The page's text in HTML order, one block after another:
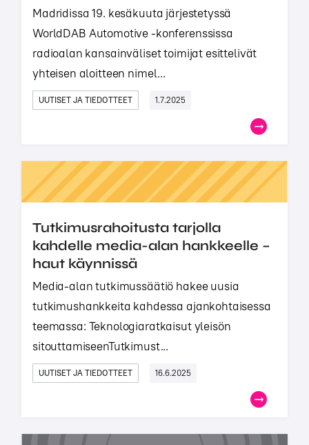
Madridissa 19. kesäkuuta järjestetyssä
WorldDAB Automotive -konferenssissa
radioalan kansainväliset toimijat esittelivät
yhteisen aloitteen nimel...
UUTISET JA TIEDOTTEET 1.7.2025
Tutkimusrahoitusta tarjolla
kahdelle media-alan hankkeelle –
haut käynnissä
Media-alan tutkimussäätiö hakee uusia
tutkimushankkeita kahdessa ajankohtaisessa
teemassa: Teknologiaratkaisut yleisön
sitouttamiseenTutkimust...
UUTISET JA TIEDOTTEET 16.6.2025